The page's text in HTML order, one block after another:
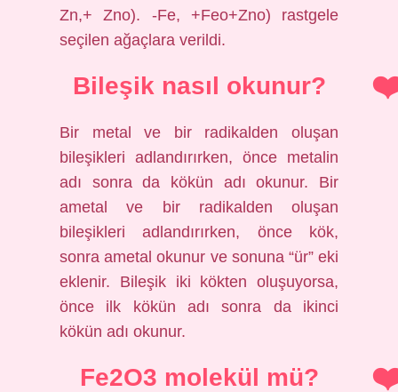
Zn,+ Zno). -Fe, +Feo+Zno) rastgele
seçilen ağaçlara verildi.
Bileşik nasıl okunur?
Bir metal ve bir radikalden oluşan
bileşikleri adlandırırken, önce metalin
adı sonra da kökün adı okunur. Bir
ametal ve bir radikalden oluşan
bileşikleri adlandırırken, önce kök,
sonra ametal okunur ve sonuna “ür” eki
eklenir. Bileşik iki kökten oluşuyorsa,
önce ilk kökün adı sonra da ikinci
kökün adı okunur.
Fe2O3 molekül mü?